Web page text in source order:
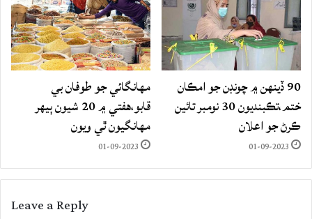
90 ڏينهن ۾ چونڊن جو امڪان
ختم،تڪبنديون 30 نومبر تائين
ڪرڻ جو اعلان
01-09-2023
مهانگائي جو طوفان بي
قابو،هفتي ۾ 20 شيون ٻيهر
مهانگيون ٿي ويون
01-09-2023
Leave a Reply